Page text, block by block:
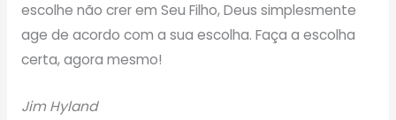
escolhe não crer em Seu Filho, Deus simplesmente
age de acordo com a sua escolha. Faça a escolha
certa, agora mesmo!
Jim Hyland